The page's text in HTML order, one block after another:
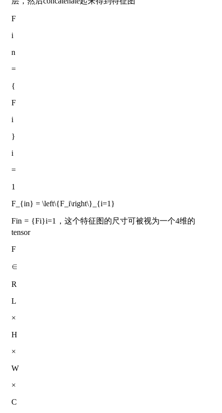
F
i
n
=
{
F
i
}
i
=
1
F_{in} = \left\{F_i\right\}_{i=1}
Fin = {Fi}i=1
，这个特征图的尺寸可被视为一个4维的
tensor
F
∈
R
L
×
H
×
W
×
C